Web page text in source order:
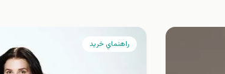
راهنماي خريد